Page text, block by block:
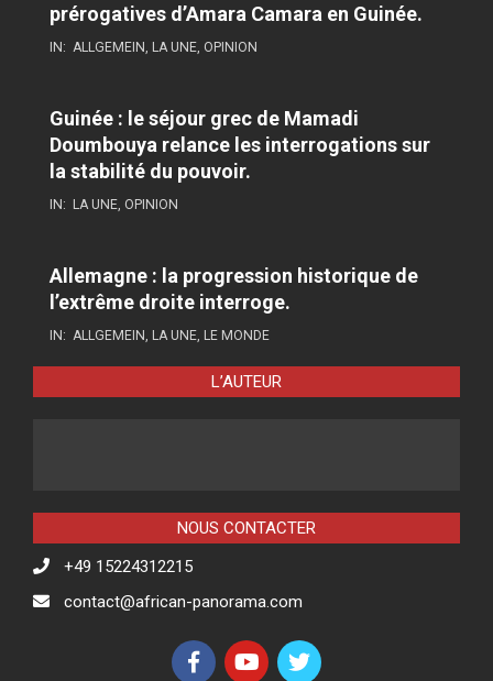
prérogatives d’Amara Camara en Guinée.
IN: ALLGEMEIN LA UNE OPINION
Guinée : le séjour grec de Mamadi
Doumbouya relance les interrogations sur
la stabilité du pouvoir.
IN: LA UNE OPINION
Allemagne : la progression historique de
l’extrême droite interroge.
IN: ALLGEMEIN LA UNE LE MONDE
L’AUTEUR
NOUS CONTACTER
+49 15224312215
contact@african-panorama.com